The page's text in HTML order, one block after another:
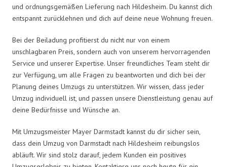
und ordnungsgemäßen Lieferung nach Hildesheim. Du kannst dich
entspannt zurücklehnen und dich auf deine neue Wohnung freuen.
Bei der Beiladung profitierst du nicht nur von einem
unschlagbaren Preis, sondern auch von unserem hervorragenden
Service und unserer Expertise. Unser freundliches Team steht dir
zur Verfügung, um alle Fragen zu beantworten und dich bei der
Planung deines Umzugs zu unterstützen. Wir wissen, dass jeder
Umzug individuell ist, und passen unsere Dienstleistung genau auf
deine Bedürfnisse und Wünsche an.
Mit Umzugsmeister Mayer Darmstadt kannst du dir sicher sein,
dass dein Umzug von Darmstadt nach Hildesheim reibungslos
abläuft. Wir sind stolz darauf, jedem Kunden ein positives